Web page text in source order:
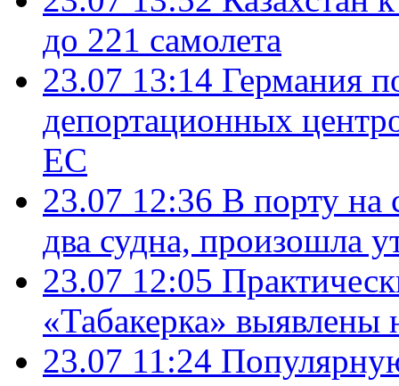
до 221 самолета
23.07 13:14 Германия
депортационных
ЕС
23.07 12:36 В порту на
два судна, произошла
23.07 12:05
«Табакерка»
23.07 11:24